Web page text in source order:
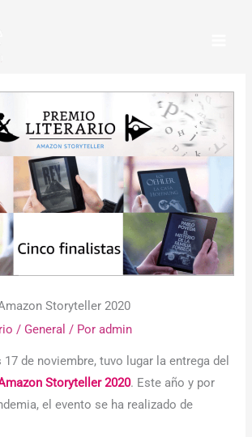
Storyteller 2020
/ General / Poradmin
de noviembre, tuvo lugar la entrega del
Storyteller 2020. Este año y por
el evento se ha realizado de